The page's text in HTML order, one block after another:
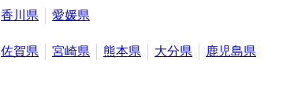
香川県 愛媛県
佐賀県 宮崎県 熊本県 大分県 鹿児島県